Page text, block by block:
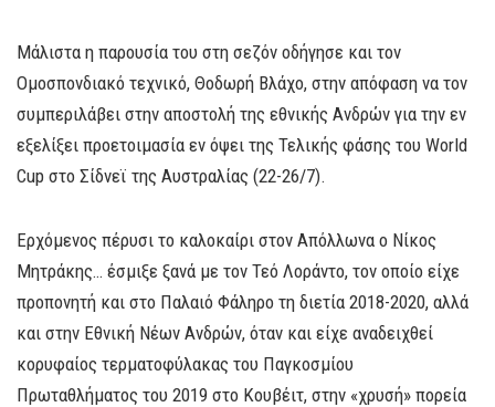
Μάλιστα η παρουσία του στη σεζόν οδήγησε και τον
Ομοσπονδιακό τεχνικό, Θοδωρή Βλάχο, στην απόφαση να τον
συμπεριλάβει στην αποστολή της εθνικής Ανδρών για την εν
εξελίξει προετοιμασία εν όψει της Τελικής φάσης του World
Cup στο Σίδνεϊ της Αυστραλίας (22-26/7).
Ερχόμενος πέρυσι το καλοκαίρι στον Απόλλωνα ο Νίκος
Μητράκης… έσμιξε ξανά με τον Τεό Λοράντο, τον οποίο είχε
προπονητή και στο Παλαιό Φάληρο τη διετία 2018-2020, αλλά
και στην Εθνική Νέων Ανδρών, όταν και είχε αναδειχθεί
κορυφαίος τερματοφύλακας του Παγκοσμίου
Πρωταθλήματος του 2019 στο Κουβέιτ, στην «χρυσή» πορεία